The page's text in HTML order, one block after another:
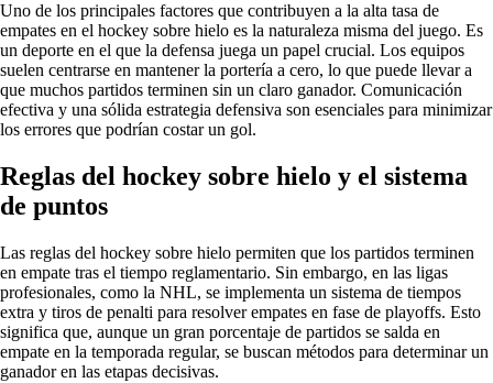
Uno de los principales factores que contribuyen a la alta tasa de
empates en el hockey sobre hielo es la naturaleza misma del juego. Es
un deporte en el que la defensa juega un papel crucial. Los equipos
suelen centrarse en mantener la portería a cero, lo que puede llevar a
que muchos partidos terminen sin un claro ganador. Comunicación
efectiva y una sólida estrategia defensiva son esenciales para minimizar
los errores que podrían costar un gol.
Reglas del hockey sobre hielo y el sistema
de puntos
Las reglas del hockey sobre hielo permiten que los partidos terminen
en empate tras el tiempo reglamentario. Sin embargo, en las ligas
profesionales, como la NHL, se implementa un sistema de tiempos
extra y tiros de penalti para resolver empates en fase de playoffs. Esto
significa que, aunque un gran porcentaje de partidos se salda en
empate en la temporada regular, se buscan métodos para determinar un
ganador en las etapas decisivas.